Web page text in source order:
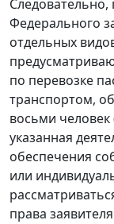
Следовательно,
Федерального
отдельных
по перевозке
транспортом,
восьми человек
указанная
обеспечения
или
права